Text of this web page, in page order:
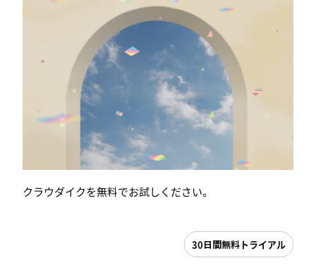
クラウダイクを無料でお試しください。
30日間無料トライアル